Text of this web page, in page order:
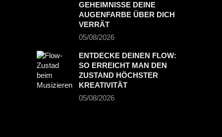
GEHEIMNISSE DEINE
AUGENFARBE ÜBER DICH
VERRÄT
05/08/2026
ENTDECKE DEINEN FLOW:
SO ERREICHT MAN DEN
ZUSTAND HÖCHSTER
KREATIVITÄT
05/08/2026